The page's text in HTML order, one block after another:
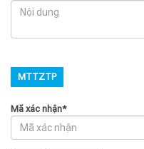
MTTZTP
Mã xác nhận*